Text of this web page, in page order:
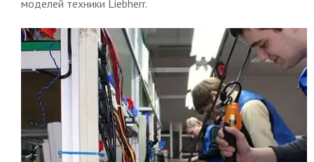
моделей техники Liebherr.